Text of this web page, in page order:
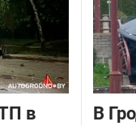
в
В